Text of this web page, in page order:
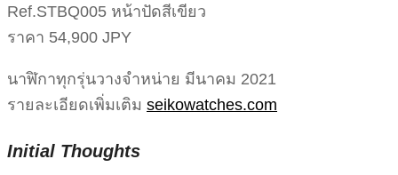
Ref.STBQ005 หน้าปัดสีเขียว
ราคา 54,900 JPY
นาฬิกาทุกรุ่นวางจำหน่าย มีนาคม 2021
รายละเอียดเพิ่มเติม seikowatches.com
Initial Thoughts